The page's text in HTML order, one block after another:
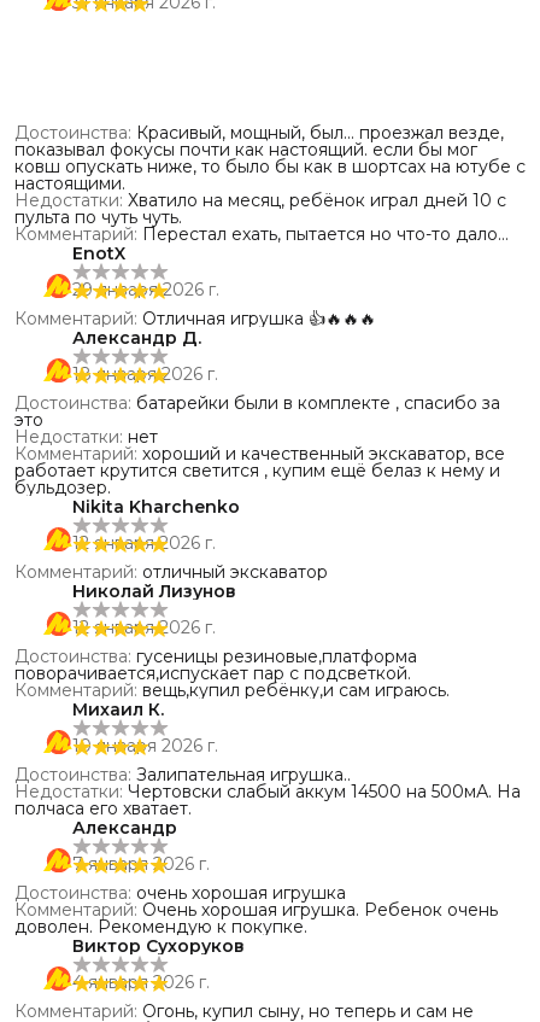
Достоинства: Красивый, мощный, был... проезжал везде,
показывал фокусы почти как настоящий. если бы мог
ковш опускать ниже, то было бы как в шортсах на ютубе с
настоящими.
Недостатки: Хватило на месяц, ребёнок играл дней 10 с
пульта по чуть чуть.
Комментарий: Перестал ехать, пытается но что-то дало
сбой, вероятно мощность мотора упала. Заряжен на фул,
по любой поверхности не едет.
EnotX
29 января 2026 г.
Комментарий: Отличная игрушка 👍🔥🔥🔥
Александр Д.
18 января 2026 г.
Достоинства: батарейки были в комплекте , спасибо за
это
Недостатки: нет
Комментарий: хороший и качественный экскаватор, все
работает крутится светится , купим ещё белаз к нему и
бульдозер.
Nikita Kharchenko
12 января 2026 г.
Комментарий: отличный экскаватор
Николай Лизунов
12 января 2026 г.
Достоинства: гусеницы резиновые,платформа
поворачивается,испускает пар с подсветкой.
Комментарий: вещь,купил ребёнку,и сам играюсь.
Михаил К.
10 января 2026 г.
Достоинства: Залипательная игрушка..
Недостатки: Чертовски слабый аккум 14500 на 500мА. На
полчаса его хватает.
Александр
7 января 2026 г.
Достоинства: очень хорошая игрушка
Комментарий: Очень хорошая игрушка. Ребенок очень
доволен. Рекомендую к покупке.
Виктор Сухоруков
4 января 2026 г.
Комментарий: Огонь, купил сыну, но теперь и сам не